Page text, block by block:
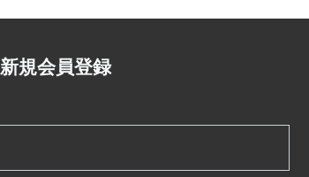
新規会員登録